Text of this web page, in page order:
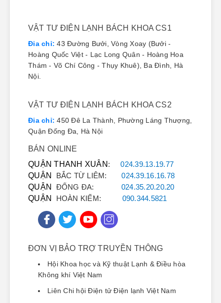
VẬT TƯ ĐIỆN LẠNH BÁCH KHOA CS1
Đia chỉ: 43 Đường Bưởi, Vòng Xoay (Bưởi -
Hoàng Quốc Việt - Lạc Long Quân - Hoàng Hoa
Thám - Võ Chí Công - Thụy Khuê), Ba Đình, Hà
Nội.
VẬT TƯ ĐIỆN LẠNH BÁCH KHOA CS2
Đia chỉ: 450 Đê La Thành, Phường Láng Thượng,
Quận Đống Đa, Hà Nội
BÁN ONLINE
QUẬN THANH XUÂN :024.39.13.19.77
QUẬN BẮC TỪ LIÊM:024.39.16.16.78
QUẬN ĐỐNG ĐA: 024.35.20.20.20
QUẬN HOÀN KIẾM: 090.344.5821
ĐƠN VỊ BẢO TRỢ TRUYỀN THÔNG
Hội Khoa học và Kỹ thuật Lạnh & Điều hòa
Không khí Việt Nam
Liên Chi hội Điện tử Điện lạnh Việt Nam